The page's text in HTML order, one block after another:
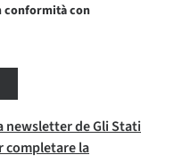
conformità con
newsletter de Gli Stati
completare la